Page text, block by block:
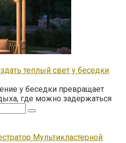
теплый свет у беседки
у беседки превращает
где можно задержаться
Мультикластерной